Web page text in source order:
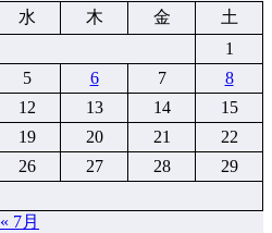
水 木 金
土
1
5 6 7
8
12 13 14
15
19 20 21
22
26 27 28
29
« 7月